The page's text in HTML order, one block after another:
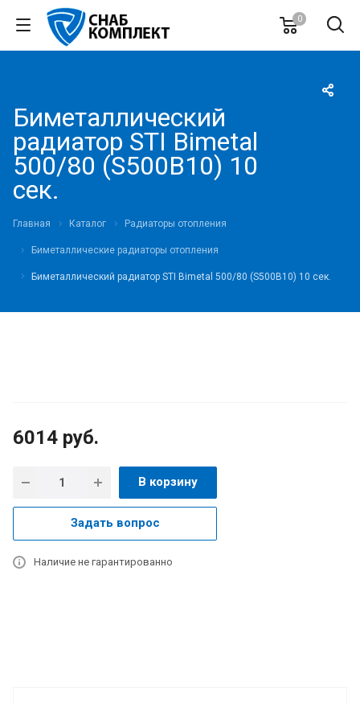
0
Биметаллический
радиатор STI Bimetal
500/80 (S500B10) 10
сек.
Главная Каталог Радиаторы отопления
Биметаллические радиаторы отопления
Биметаллический радиатор STI Bimetal 500/80 (S500B10) 10 сек.
6014 руб.
В корзину
Задать вопрос
Наличие не гарантированно